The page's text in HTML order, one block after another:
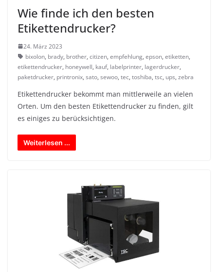
Wie finde ich den besten
Etikettendrucker?
24. März 2023
bixolon, brady, brother, citizen, empfehlung, epson, etiketten,
etikettendrucker, honeywell, kauf, labelprinter, lagerdrucker,
paketdrucker, printronix, sato, sewoo, tec, toshiba, tsc, ups, zebra
Etikettendrucker bekommt man mittlerweile an vielen
Orten. Um den besten Etikettendrucker zu finden, gilt
es einiges zu berücksichtigen.
Weiterlesen ...